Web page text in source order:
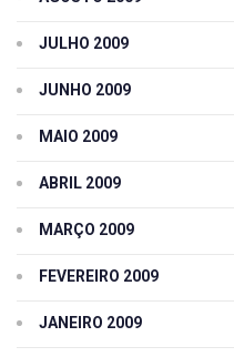
JULHO 2009
JUNHO 2009
MAIO 2009
ABRIL 2009
MARÇO 2009
FEVEREIRO 2009
JANEIRO 2009